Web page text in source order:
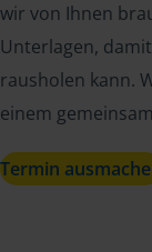
wir von Ihnen
Unterlagen,
rausholen kann.
einem
Termin